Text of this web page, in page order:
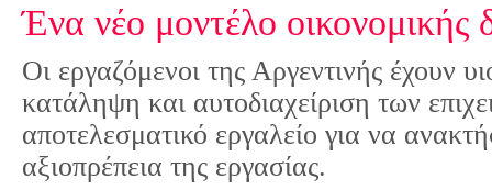
Ένα νέο μοντέλο οικονομικής
Οι εργαζόμενοι της Αργεντινής έχουν
κατάληψη και αυτοδιαχείριση των
αποτελεσματικό εργαλείο για να
αξιοπρέπεια της εργασίας.